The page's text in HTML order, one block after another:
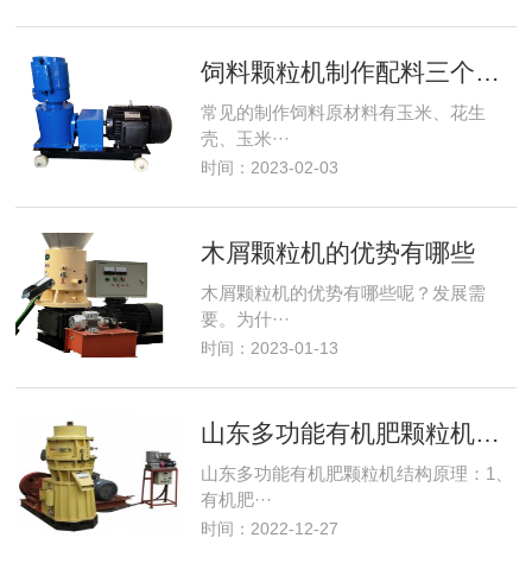
饲料颗粒机制作配料三个原则
常见的制作饲料原材料有玉米、花生
壳、玉米···
时间：2023-02-03
木屑颗粒机的优势有哪些
木屑颗粒机的优势有哪些呢？发展需
要。为什···
时间：2023-01-13
山东多功能有机肥颗粒机结构原理
山东多功能有机肥颗粒机结构原理：1、
有机肥···
时间：2022-12-27